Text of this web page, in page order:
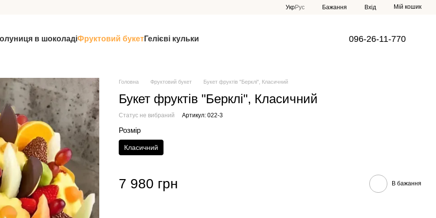
УкрРус Бажання Вхід Мій кошик
в шоколадіФруктовий букетГелієві кульки 096-26-11-770
Головна Фруктовий букет Букет фруктів "Берклі", Класичний
Букет фруктів "Берклі", Класичний
Статус не вибраний Артикул: 022-3
Розмір
Класичний
7 980 грн В бажання